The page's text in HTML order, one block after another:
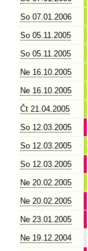
So 07.01.2006
So 05.11.2005
So 05.11.2005
Ne 16.10.2005
Ne 16.10.2005
Čt 21.04.2005
So 12.03.2005
So 12.03.2005
So 12.03.2005
Ne 20.02.2005
Ne 20.02.2005
Ne 23.01.2005
Ne 19.12.2004